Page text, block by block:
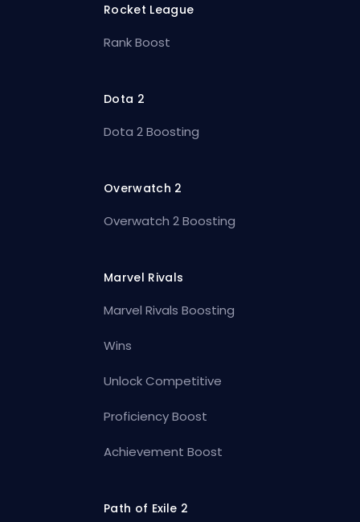
Rocket League
Rank Boost
Dota 2
Dota 2 Boosting
Overwatch 2
Overwatch 2 Boosting
Marvel Rivals
Marvel Rivals Boosting
Wins
Unlock Competitive
Proficiency Boost
Achievement Boost
Path of Exile 2